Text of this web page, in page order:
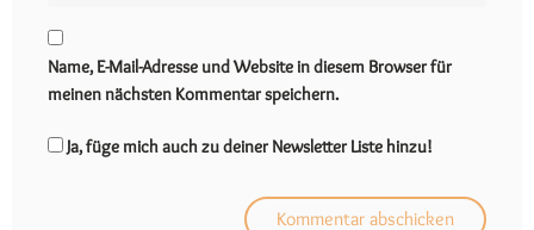
Name, E-Mail-Adresse und Website in diesem Browser für
meinen nächsten Kommentar speichern.
Ja, füge mich auch zu deiner Newsletter Liste hinzu!